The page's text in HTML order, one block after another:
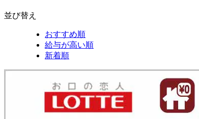
並び替え
おすすめ順
給与が高い順
新着順